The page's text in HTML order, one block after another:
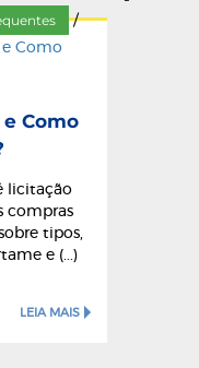
/
e Como
licitação
compras
tipos,
e (...)
LEIA MAIS